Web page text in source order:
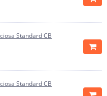
Standard CB
Standard CB